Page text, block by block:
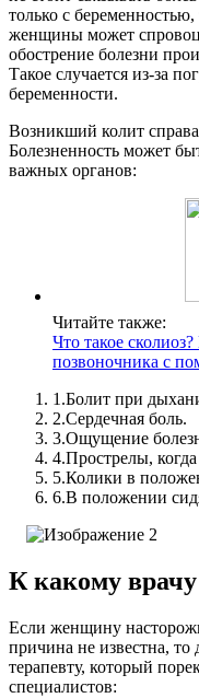
только с
женщины может
обострение болезни
Такое случается из-за
беременности.
Возникший колит
Болезненность может
важных органов:
Читайте также:
Что такое
позвоночника с
1.Болит при
2.Сердечная боль.
3.Ощущение
4.Прострелы,
5.Колики в
6.В положении
К какому
Если женщину
причина не известна, то
терапевту, который
специалистов: